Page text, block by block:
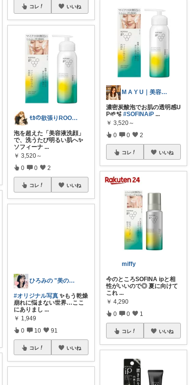
コレ いいね
ﾓｶの欲張りROOM◆美容/ママ/🐶
泡を超えた「美容液洗顔」
で、洗うたび明るい肌へ✨
ソフィーナ ...
￥ 3,520～
0 0 2
コレ いいね
ひろみの "美の出る杭💫プロフにお礼✨
#オリジナル写真
崩れに悩まない世界…ここ
にありまし
...
￥ 1,949
0 10
M A Y U｜美容好きROOM🩶
濃密炭酸泡でお肌の透明感U
P🌱🫧#SOFINAiP ...
￥ 3,520～
0 0 2
コレ いいね
miffy
今のところSOFINA ipと相
性がいいので◎ 夏に向けて
これ ...
￥ 4,290
0 0 1
コレ いいね